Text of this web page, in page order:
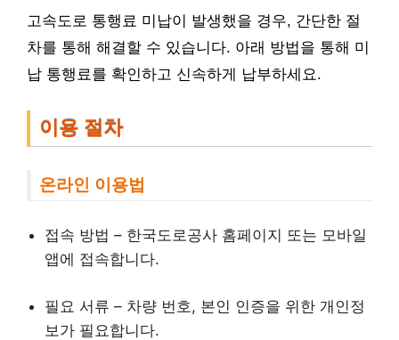
고속도로 통행료 미납이 발생했을 경우, 간단한 절
차를 통해 해결할 수 있습니다. 아래 방법을 통해 미
납 통행료를 확인하고 신속하게 납부하세요.
이용 절차
온라인 이용법
접속 방법 – 한국도로공사 홈페이지 또는 모바일
앱에 접속합니다.
필요 서류 – 차량 번호, 본인 인증을 위한 개인정
보가 필요합니다.